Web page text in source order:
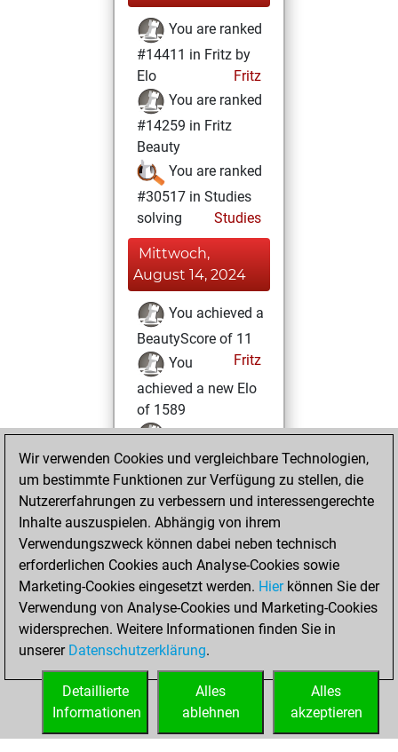
You are ranked
#14411 in Fritz by
Elo
Fritz
You are ranked
#14259 in Fritz
Beauty
You are ranked
#30517 in Studies
solving
Studies
Mittwoch,
August 14, 2024
You achieved a
BeautyScore of 11
Fritz
You
achieved a new Elo
of 1589
You created
your Fritz account
Mittwoch, Juli 17,
2024
blitz games
Play
You scored +0
=0 -5 in blitz
You created
your Studies account
Studies
Wir verwenden Cookies und vergleichbare Technologien,
um bestimmte Funktionen zur Verfügung zu stellen, die
Nutzererfahrungen zu verbessern und interessengerechte
Inhalte auszuspielen. Abhängig von ihrem
Verwendungszweck können dabei neben technisch
erforderlichen Cookies auch Analyse-Cookies sowie
Marketing-Cookies eingesetzt werden. Hierkönnen Sie der
Verwendung von Analyse-Cookies und Marketing-Cookies
widersprechen. Weitere Informationen finden Sie in
unserer Datenschutzerklärung.
Alles
akzeptieren
Alles
ablehnen
Detaillierte
Informationen